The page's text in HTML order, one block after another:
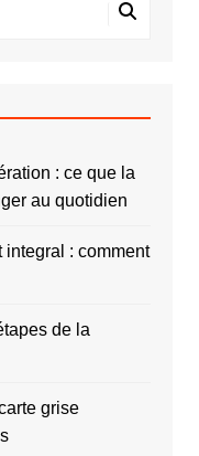
: ce que la
au quotidien
: comment
de la
grise